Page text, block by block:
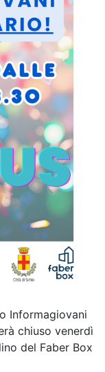
Informagiovani
chiuso venerdì
del Faber Box